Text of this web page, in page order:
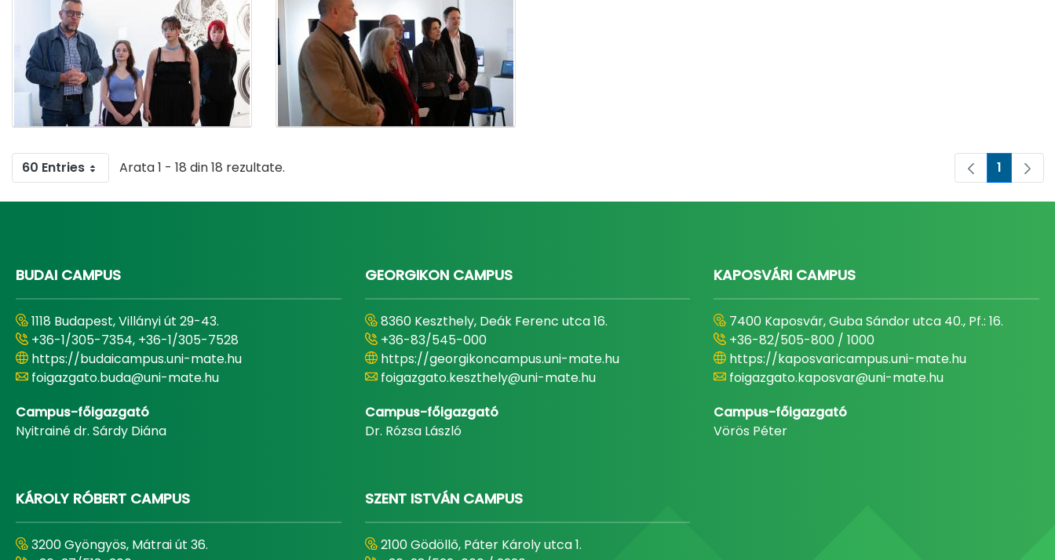
60 Entries Arata 1 - 18 din 18 rezultate. Pagina
1
BUDAI CAMPUS
1118 Budapest, Villányi út 29-43.
+36-1/305-7354, +36-1/305-7528
https://budaicampus.uni-mate.hu
foigazgato.buda@uni-mate.hu
Campus-főigazgató
Nyitrainé dr. Sárdy Diána
GEORGIKON CAMPUS
8360 Keszthely, Deák Ferenc utca 16.
+36-83/545-000
https://georgikoncampus.uni-mate.hu
foigazgato.keszthely@uni-mate.hu
Campus-főigazgató
Dr. Rózsa László
KAPOSVÁRI CAMPUS
7400 Kaposvár, Guba Sándor utca 40., Pf.: 16.
+36-82/505-800 / 1000
https://kaposvaricampus.uni-mate.hu
foigazgato.kaposvar@uni-mate.hu
Campus-főigazgató
Vörös Péter
KÁROLY RÓBERT CAMPUS
3200 Gyöngyös, Mátrai út 36.
SZENT ISTVÁN CAMPUS
2100 Gödöllő, Páter Károly utca 1.